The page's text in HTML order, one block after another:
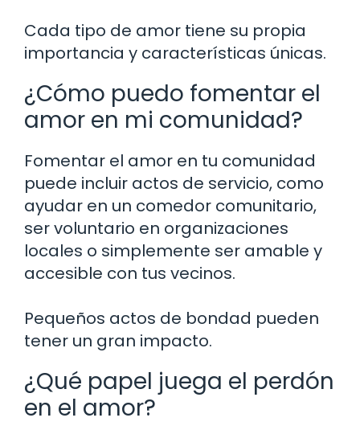
Cada tipo de amor tiene su propia
importancia y características únicas.
¿Cómo puedo fomentar el
amor en mi comunidad?
Fomentar el amor en tu comunidad
puede incluir actos de servicio, como
ayudar en un comedor comunitario,
ser voluntario en organizaciones
locales o simplemente ser amable y
accesible con tus vecinos.
Pequeños actos de bondad pueden
tener un gran impacto.
¿Qué papel juega el perdón
en el amor?